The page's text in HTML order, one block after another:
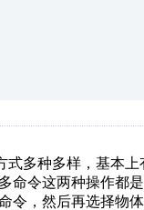
多种多样，基本
命令这两种操作都
令，然后再选择物